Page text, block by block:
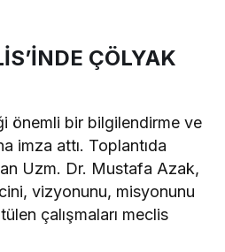
ÇÖLYAK
önemli bir bilgilendirme ve
imza attı. Toplantıda
Uzm. Dr. Mustafa Azak,
vizyonunu, misyonunu
çalışmaları meclis